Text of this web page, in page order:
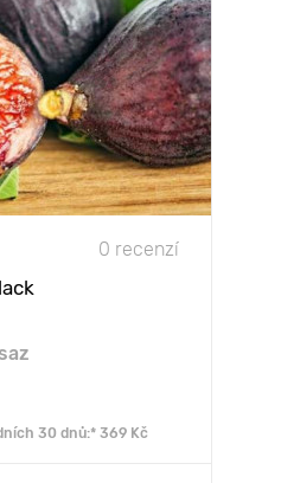
0 recenzí
30 dnů:* 369 Kč